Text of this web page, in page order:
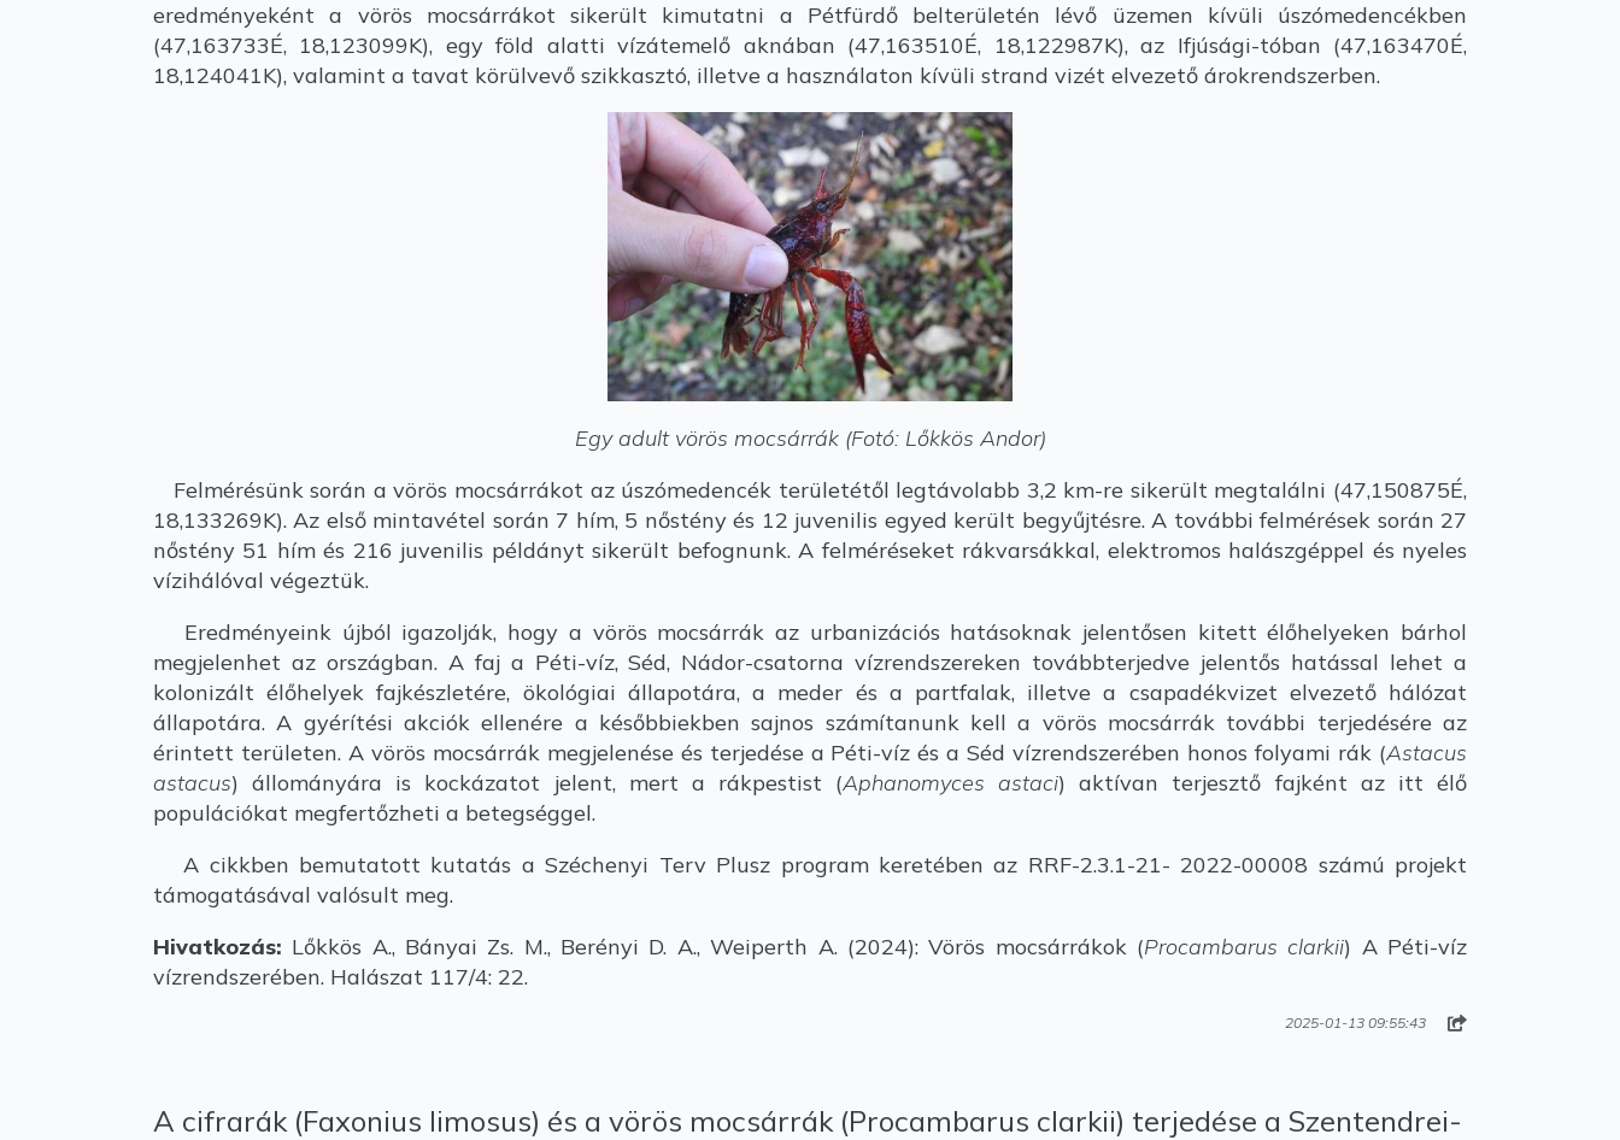
eredményeként a vörös mocsárrákot sikerült kimutatni a Pétfürdő belterületén lévő üzemen kívüli úszómedencékben
(47,163733É, 18,123099K), egy föld alatti vízátemelő aknában (47,163510É, 18,122987K), az Ifjúsági-tóban (47,163470É,
18,124041K), valamint a tavat körülvevő szikkasztó, illetve a használaton kívüli strand vizét elvezető árokrendszerben.
Egy adult vörös mocsárrák (Fotó: Lőkkös Andor)
Felmérésünk során a vörös mocsárrákot az úszómedencék területétől legtávolabb 3,2 km-re sikerült megtalálni (47,150875É,
18,133269K). Az első mintavétel során 7 hím, 5 nőstény és 12 juvenilis egyed került begyűjtésre. A további felmérések során 27
nőstény 51 hím és 216 juvenilis példányt sikerült befognunk. A felméréseket rákvarsákkal, elektromos halászgéppel és nyeles
vízihálóval végeztük.
Eredményeink újból igazolják, hogy a vörös mocsárrák az urbanizációs hatásoknak jelentősen kitett élőhelyeken bárhol
megjelenhet az országban. A faj a Péti-víz, Séd, Nádor-csatorna vízrendszereken továbbterjedve jelentős hatással lehet a
kolonizált élőhelyek fajkészletére, ökológiai állapotára, a meder és a partfalak, illetve a csapadékvizet elvezető hálózat
állapotára. A gyérítési akciók ellenére a későbbiekben sajnos számítanunk kell a vörös mocsárrák további terjedésére az
érintett területen. A vörös mocsárrák megjelenése és terjedése a Péti-víz és a Séd vízrendszerében honos folyami rák (Astacus
astacus) állományára is kockázatot jelent, mert a rákpestist (Aphanomyces astaci) aktívan terjesztő fajként az itt élő
populációkat megfertőzheti a betegséggel.
A cikkben bemutatott kutatás a Széchenyi Terv Plusz program keretében az RRF-2.3.1-21- 2022-00008 számú projekt
támogatásával valósult meg.
Hivatkozás: Lőkkös A., Bányai Zs. M., Berényi D. A., Weiperth A. (2024): Vörös mocsárrákok (Procambarus clarkii) A Péti-víz
vízrendszerében. Halászat 117/4: 22.
2025-01-13 09:55:43
A cifrarák (Faxonius limosus) és a vörös mocsárrák (Procambarus clarkii) terjedése a Szentendrei-